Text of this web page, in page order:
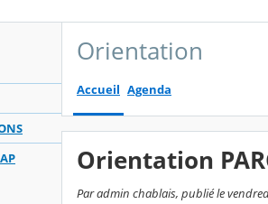
Orientation
Accueil Agenda
Orientation
Par admin chablais, publié le